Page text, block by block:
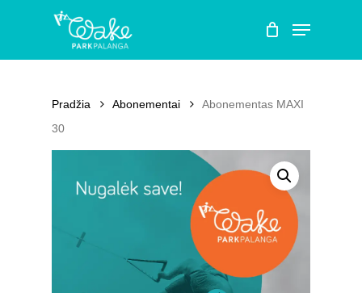
Menu
Krepšelis
Close
Pradžia Abonementai
Abonementas MAXI
30